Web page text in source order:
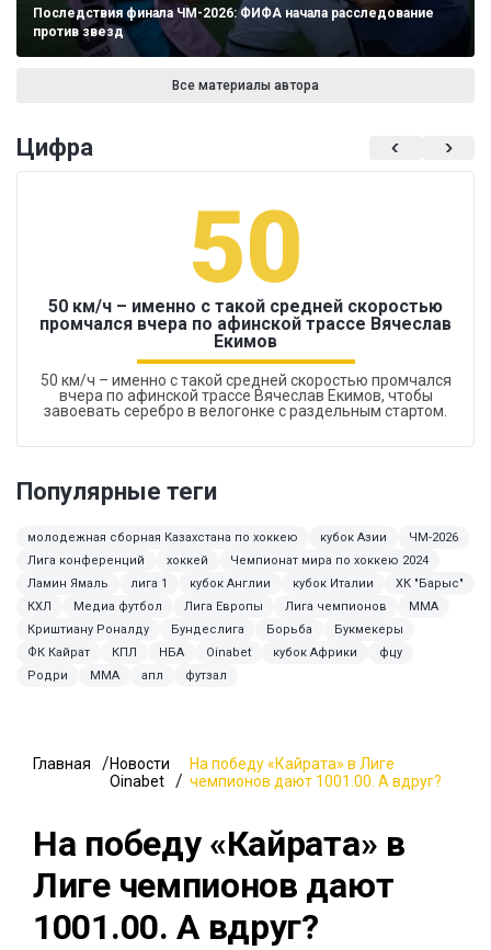
Последствия финала ЧМ-2026: ФИФА начала расследование
против звезд
Все материалы автора
Цифра
50
50 км/ч – именно с такой средней скоростью
промчался вчера по афинской трассе Вячеслав
Екимов
50 км/ч – именно с такой средней скоростью промчался
вчера по афинской трассе Вячеслав Екимов, чтобы
завоевать серебро в велогонке с раздельным стартом.
Популярные теги
молодежная сборная Казахстана по хоккею кубок Азии
ЧМ-2026
Лига конференций
хоккей
Чемпионат мира по хоккею 2024
Ламин Ямаль
лига 1 кубок Англии кубок Италии
ХК "Барыс"
КХЛ
Медиа футбол Лига Европы Лига чемпионов
MMA
Криштиану Роналду
Бундеслига Борьба
Букмекеры
ФК Кайрат
КПЛ НБА Oinabet кубок Африки
фцу
Родри
ММА апл футзал
Главная
Новости
Oinabet
На победу «Кайрата» в Лиге
чемпионов дают 1001.00. А вдруг?
На победу «Кайрата» в
Лиге чемпионов дают
1001.00. А вдруг?